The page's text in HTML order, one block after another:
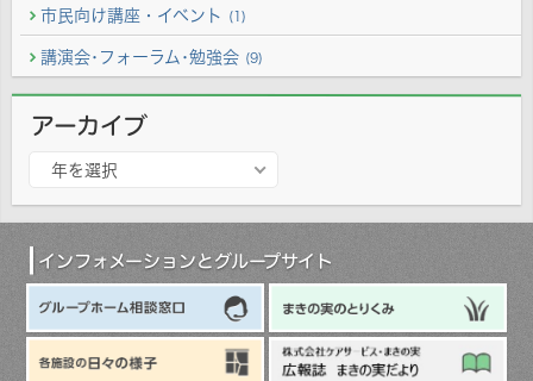
市民向け講座・イベント (1)
講演会･フォーラム･勉強会 (9)
アーカイブ
カ
年を選択
インフォメーションとグループサイト